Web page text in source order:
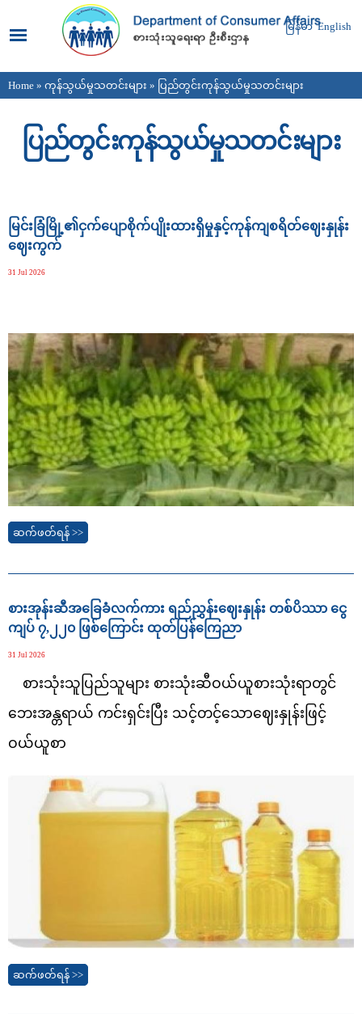
main
content
မြန်မာ English
You are here
Home » ကုန်သွယ်မှုသတင်းများ » ပြည်တွင်းကုန်သွယ်မှုသတင်းများ
ပြည်တွင်းကုန်သွယ်မှုသတင်းများ
မြင်းခြံမြို့၏ငှက်ပျောစိုက်ပျိုးထားရှိမှုနှင့်ကုန်ကျစရိတ်ဈေးနှုန်း
ဈေးကွက်
31 Jul 2026
ဆက်ဖတ်ရန် >>
စားအုန်းဆီအခြေခံလက်ကား ရည်ညွှန်းဈေးနှုန်း တစ်ပိဿာ ငွေ
ကျပ် ၇,၂၂၀ ဖြစ်ကြောင်း ထုတ်ပြန်ကြေညာ
31 Jul 2026
စားသုံးသူပြည်သူများ စားသုံးဆီဝယ်ယူစားသုံးရာတွင်
ဘေးအန္တရာယ် ကင်းရှင်းပြီး သင့်တင့်သောဈေးနှုန်းဖြင့်
ဝယ်ယူစာ
ဆက်ဖတ်ရန် >>